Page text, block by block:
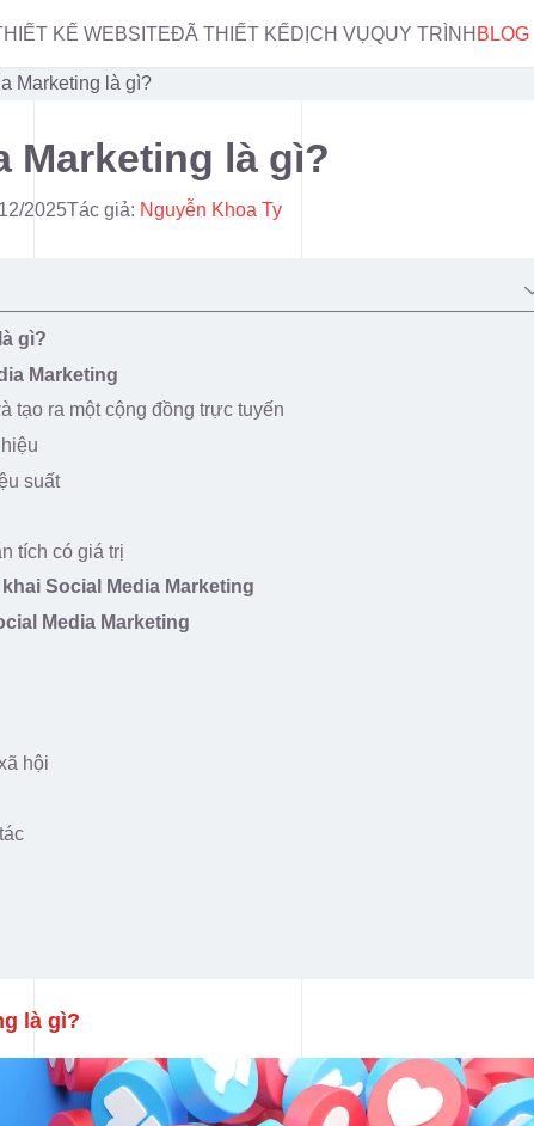
KẾ WEBSITEĐÃ THIẾT KẾDỊCH VỤQUY TRÌNH BLOG
Marketing là gì?
Marketing là gì?
2025Tác giả: Nguyễn Khoa Ty
gì?
Marketing
tạo ra một cộng đồng trực tuyến
suất
tích có giá trị
Social Media Marketing
Media Marketing
hội
là gì?